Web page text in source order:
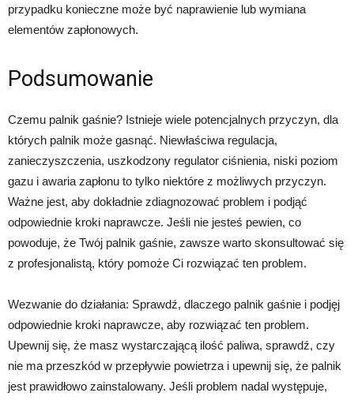
przypadku konieczne może być naprawienie lub wymiana
elementów zapłonowych.
Podsumowanie
Czemu palnik gaśnie? Istnieje wiele potencjalnych przyczyn, dla
których palnik może gasnąć. Niewłaściwa regulacja,
zanieczyszczenia, uszkodzony regulator ciśnienia, niski poziom
gazu i awaria zapłonu to tylko niektóre z możliwych przyczyn.
Ważne jest, aby dokładnie zdiagnozować problem i podjąć
odpowiednie kroki naprawcze. Jeśli nie jesteś pewien, co
powoduje, że Twój palnik gaśnie, zawsze warto skonsultować się
z profesjonalistą, który pomoże Ci rozwiązać ten problem.
Wezwanie do działania: Sprawdź, dlaczego palnik gaśnie i podjęj
odpowiednie kroki naprawcze, aby rozwiązać ten problem.
Upewnij się, że masz wystarczającą ilość paliwa, sprawdź, czy
nie ma przeszkód w przepływie powietrza i upewnij się, że palnik
jest prawidłowo zainstalowany. Jeśli problem nadal występuje,